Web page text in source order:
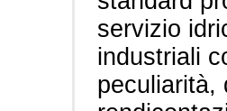
servizio
industriali
peculiarità,